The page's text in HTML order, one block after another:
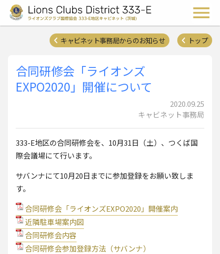
ライオンズクラ
トップ
キャビネット事務局からのお知らせ
合同研修会「ライオンズ
EXPO2020」開催について
2020.09.25
キャビネット事務局
333-E地区の合同研修会を、10月31日（土）、つくば国
際会議場にて行います。
サバンナにて10月20日までに参加登録をお願い致しま
す。
合同研修会「ライオンズEXPO2020」開催案内
近隣駐車場案内図
合同研修会内容
合同研修会参加登録方法（サバンナ）